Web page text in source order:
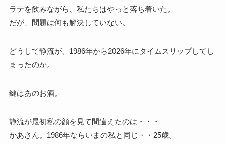
ラテを飲みながら、私たちはやっと落ち着いた。
だが、問題は何も解決していない。
どうして静流が、1986年から2026年にタイムスリップしてし
まったのか。
鍵はあのお酒。
静流が最初私の顔を見て間違えたのは・・・
かあさん。1986年ならいまの私と同じ・・25歳。